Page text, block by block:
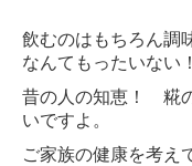
飲むのはもちろん調
なんてもったいない！
昔の人の知恵！ 糀
いですよ。
ご家族の健康を考え